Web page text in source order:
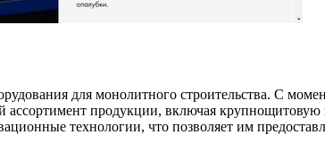
для монолитного строительства. С
ассортимент продукции, включая
технологии, что позволяет им